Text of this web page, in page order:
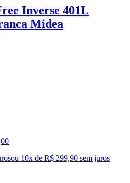
Inverse 401L
Midea
,00
ou 10x de R$ 299,90 sem juros